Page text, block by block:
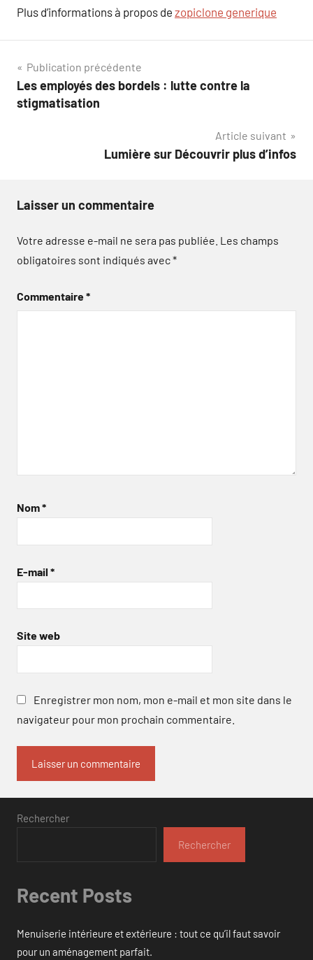
Plus d’informations à propos de zopiclone generique​
Navigation
de
Publication précédente
Les employés des bordels : lutte contre la
stigmatisation
Article suivant
Lumière sur Découvrir plus d’infos
Laisser un commentaire
Votre adresse e-mail ne sera pas publiée. Les champs
obligatoires sont indiqués avec*
Commentaire*
Nom*
E-mail *
Site web
Enregistrer mon nom, mon e-mail et mon site dans le
navigateur pour mon prochain commentaire.
Rechercher
Rechercher
Recent Posts
Menuiserie intérieure et extérieure : tout ce qu’il faut savoir
pour un aménagement parfait.